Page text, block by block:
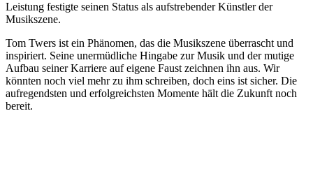
Leistung festigte seinen Status als aufstrebender Künstler der
Musikszene.
Tom Twers ist ein Phänomen, das die Musikszene überrascht und
inspiriert. Seine unermüdliche Hingabe zur Musik und der mutige
Aufbau seiner Karriere auf eigene Faust zeichnen ihn aus. Wir
könnten noch viel mehr zu ihm schreiben, doch eins ist sicher. Die
aufregendsten und erfolgreichsten Momente hält die Zukunft noch
bereit.